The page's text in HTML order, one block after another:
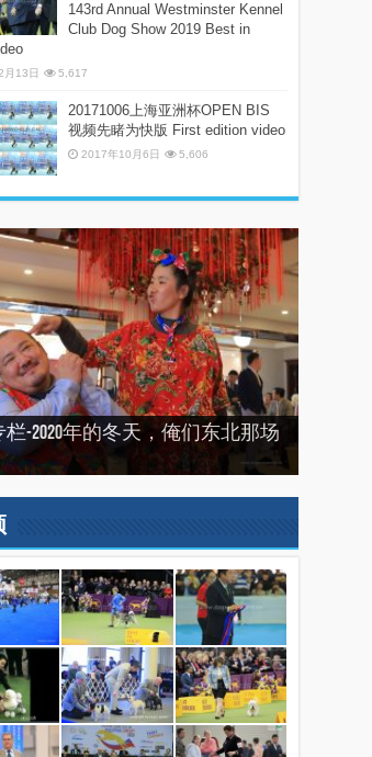
143rd Annual Westminster Kennel
Club Dog Show 2019 Best in
13日 5,617
20171006上海亚洲杯OPEN BIS
视频先睹为快版 First edition video
2017年10月6日 5,606
了，我们又长大了一岁
-2020年的冬天，俺们东北那场
之旅——2019印尼犬展之行
WINNER SHOW 2019）
-2019刚过一半，但是好像已经
国143届西敏寺犬展随笔（三）